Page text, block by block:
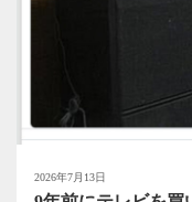
2026年7月13日